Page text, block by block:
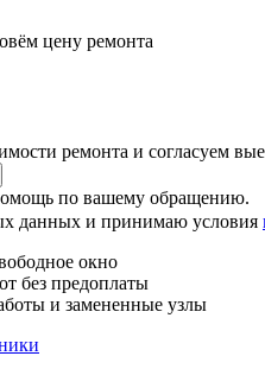
цену ремонта
ремонта и согласуем
по вашему обращению.
данных и принимаю условия
окно
без предоплаты
и замененные узлы